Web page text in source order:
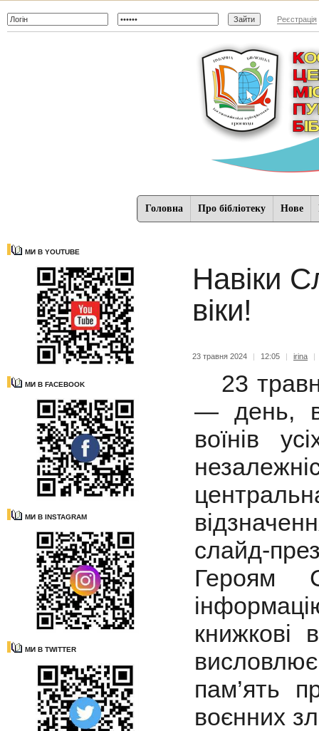
Реєстрація
Головна Про бібліотеку Нове
МИ В YOUTUBE
МИ В FACEBOOK
МИ В INSTAGRAM
МИ В TWITTER
Навіки
віки!
23 травня 2024 | 12:05 | irina |
23
— день,
воїнів
слайд-
Героям
книжкові
пам’ять
воєнних